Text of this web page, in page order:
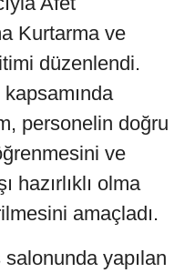
Kurtarma ve
düzenlendi.
personelin doğru
ve
hazırlıklı olma
amaçladı.
yapılan